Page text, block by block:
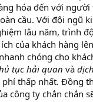
hóa đến với người
cầu. Với đội ngũ
lâu năm, trình
của khách hàng
chóng cho
tục hải quan và
phí thấp nhất. Đồng
công ty chắn chắn